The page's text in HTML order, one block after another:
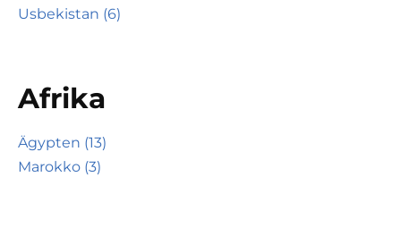
Usbekistan (6)
Afrika
Ägypten (13)
Marokko (3)